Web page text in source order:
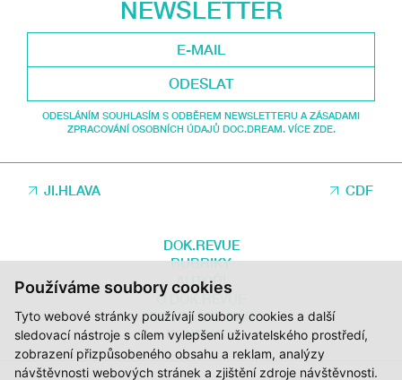
Používáme soubory cookies
Tyto webové stránky používají soubory cookies a další
sledovací nástroje s cílem vylepšení uživatelského prostředí,
zobrazení přizpůsobeného obsahu a reklam, analýzy
návštěvnosti webových stránek a zjištění zdroje návštěvnosti.
NEWSLETTER
ODESLAT
ODESLÁNÍM SOUHLASÍM S ODBĚREM NEWSLETTERU A ZÁSADAMI
ZPRACOVÁNÍ OSOBNÍCH ÚDAJŮ DOC.DREAM. VÍCE ZDE.
JI.HLAVA CDF
DOK.REVUE
RUBRIKY
AUTOŘI
O DOK.REVUE
PODPOŘTE NÁS
KONTAKTY